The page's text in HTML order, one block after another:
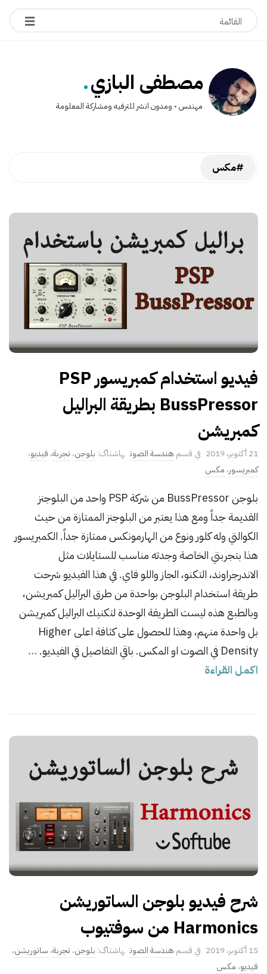
مصطفى البازي.
مهندس ◦ ومدون انشر للترفيه ومشاركة المعلومة
#مكس
فيديو استخدام كمبريسور PSP
BussPressor بطريقة البراليل
كمبريشن
P
u
l
s
a
t
e
21 أكتوبر، 2019 هندسة الصوت بلوجن، تجربة، فيديو،
كمبريسور، مكس
بلوجن BussPressor من شركة PSP واحد من البلوجنز
القديمة جداً ومع هذا يعتبر من البلوجنز الممتازة من حيث
الكوالتي وله كلور ونوع من الهارمونكس ممتازة جداً. الكمبريسور
هذا بتجربتي الخاصة وجدته مناسب للستايلات مثل
الاندرجراوند، التكنو، الجاز واللو فاي. في هذا الفيديو شرحت
طريقة استخدام البلوجن بواحدة من طرق البراليل كمبريشن،
وبالطبع هذه ليست الطريقة الوحدة لتكنيك البراليل كمبريشن
بل واحدة منهم، وهذا للحصول على كثافة اعلى Higher
Density في الصوت او المكس. باقي التفاصيل في الفيديو.
…
اكمل القراءة
شرح فيديو بلوجن الساتوريشن
Harmonics من سوفتيوب
P
u
15 أكتوبر، 2019 هندسة الصوت بلوجن، تجربة، ساتوريشن،
فيديو، مكس